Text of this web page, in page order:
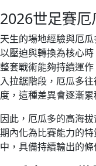
2026世足賽
天生的場地經驗與厄
以壓迫與轉換為核心
整套戰術能夠持續運
入拉鋸階段，厄瓜多
度，這種差異會逐漸
因此，厄瓜多的高海
期內化為比賽能力的
中，具備持續輸出的條